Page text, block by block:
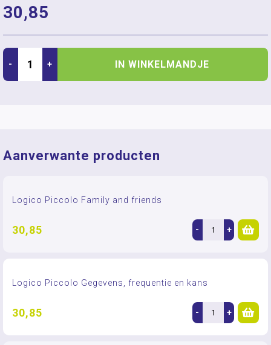
30,85
- + IN WINKELMANDJE
Aanverwante producten
Logico Piccolo Family and friends
30,85 - +
Logico Piccolo Gegevens, frequentie en kans
30,85 - +